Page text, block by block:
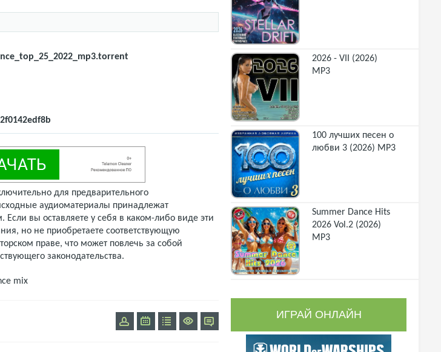
для предварительного
аудиоматериалы принадлежат
вы оставляете у себя в каком-либо виде эти
но не приобретаете соответствующую
праве, что может повлечь за собой
законодательства.
mix
2026 - VII (2026)
MP3
100 лучших песен о
любви 3 (2026) MP3
Summer Dance Hits
2026 Vol.2 (2026)
MP3
ИГРАЙ ОНЛАЙН